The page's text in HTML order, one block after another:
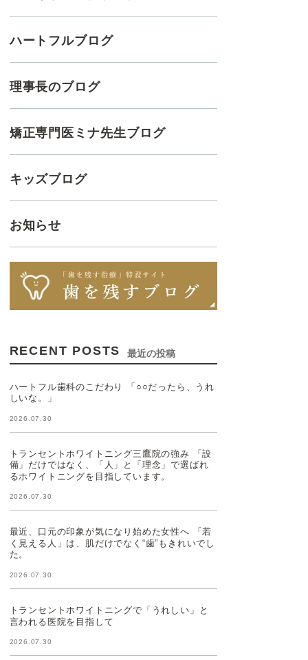
ハートフルブログ
理事長のブログ
矯正専門医ミナ先生ブログ
キッズブログ
お知らせ
RECENT POSTS 最近の投稿
ハートフル歯科のこだわり 「○○だったら、うれ
しいな。」
2026.07.30
トランセントホワイトニング三鷹院の強み 「設
備」だけではなく、「人」と「理念」で選ばれ
るホワイトニングを目指しています。
2026.07.30
最近、口元の印象が気になり始めた女性へ 「若
く見える人」は、肌だけでなく“歯”もきれいでし
た。
2026.07.30
トランセントホワイトニングで「うれしい」と
言われる医院を目指して
2026.07.30